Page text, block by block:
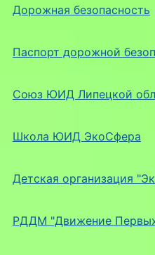
Дорожная безопасность
Паспорт дорожной
Союз ЮИД Липецкой
Школа ЮИД ЭкоСфера
Детская организация
РДДМ "Движение